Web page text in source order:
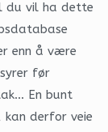
du vil ha dette
enn å være
før
En bunt
kan derfor veie